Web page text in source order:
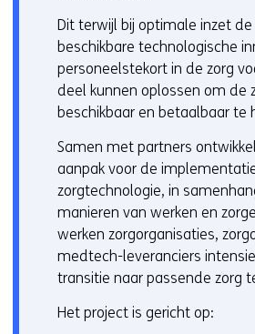
d
e
r
e
w
e
b
s
i
t
e
)
s
t
e
r
)
i
t
Dit terwijl bij optimale inzet de
beschikbare technologische
personeelstekort in de zorg
deel kunnen oplossen om de
beschikbaar en betaalbaar te
Samen met partners
aanpak voor de
zorgtechnologie, in
manieren van werken en
werken zorgorganisaties,
medtech-leveranciers
transitie naar passende zorg
Het project is gericht op: